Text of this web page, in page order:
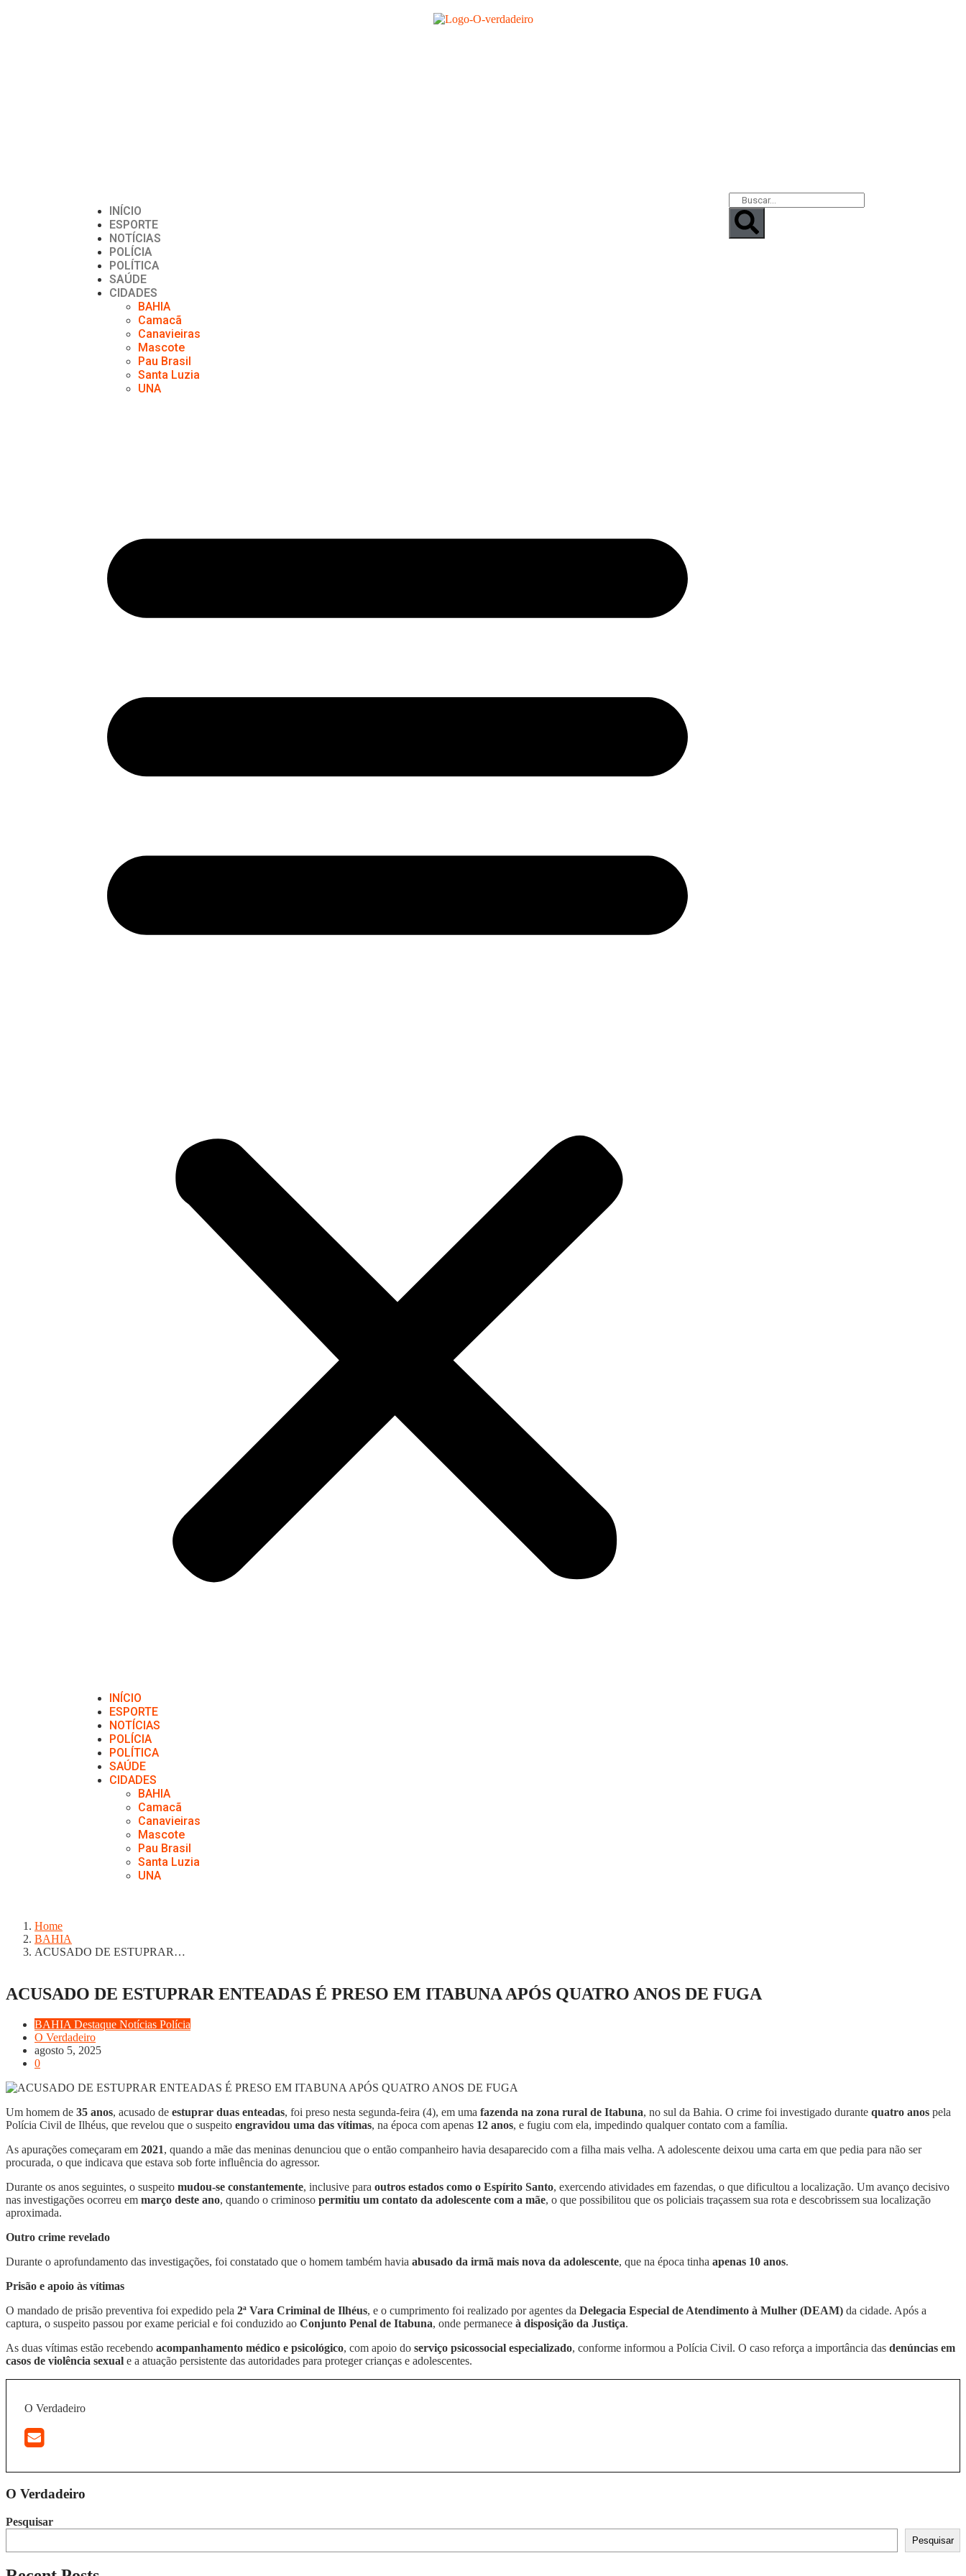
INÍCIO
ESPORTE
NOTÍCIAS
POLÍCIA
POLÍTICA
SAÚDE
CIDADES
BAHIA
Camacã
Canavieiras
Mascote
Pau Brasil
Santa Luzia
UNA
INÍCIO
ESPORTE
NOTÍCIAS
POLÍCIA
POLÍTICA
SAÚDE
CIDADES
BAHIA
Camacã
Canavieiras
Mascote
Pau Brasil
Santa Luzia
UNA
Home
BAHIA
ACUSADO DE ESTUPRAR…
ACUSADO DE ESTUPRAR ENTEADAS É PRESO EM ITABUNA APÓS QUATRO ANOS DE FUGA
BAHIA Destaque Notícias Polícia
O Verdadeiro
agosto 5, 2025
0
Um homem de 35 anos, acusado de estuprar duas enteadas, foi preso nesta segunda-feira (4), em uma fazenda na zona rural de Itabuna, no sul da Bahia. O crime foi investigado durante quatro anos pela
Polícia Civil de Ilhéus, que revelou que o suspeito engravidou uma das vítimas, na época com apenas 12 anos, e fugiu com ela, impedindo qualquer contato com a família.
As apurações começaram em 2021, quando a mãe das meninas denunciou que o então companheiro havia desaparecido com a filha mais velha. A adolescente deixou uma carta em que pedia para não ser
procurada, o que indicava que estava sob forte influência do agressor.
Durante os anos seguintes, o suspeito mudou-se constantemente, inclusive para outros estados como o Espírito Santo, exercendo atividades em fazendas, o que dificultou a localização. Um avanço decisivo
nas investigações ocorreu em março deste ano, quando o criminoso permitiu um contato da adolescente com a mãe, o que possibilitou que os policiais traçassem sua rota e descobrissem sua localização
aproximada.
Outro crime revelado
Durante o aprofundamento das investigações, foi constatado que o homem também havia abusado da irmã mais nova da adolescente, que na época tinha apenas 10 anos.
Prisão e apoio às vítimas
O mandado de prisão preventiva foi expedido pela 2ª Vara Criminal de Ilhéus, e o cumprimento foi realizado por agentes da Delegacia Especial de Atendimento à Mulher (DEAM) da cidade. Após a
captura, o suspeito passou por exame pericial e foi conduzido ao Conjunto Penal de Itabuna, onde permanece à disposição da Justiça.
As duas vítimas estão recebendo acompanhamento médico e psicológico, com apoio do serviço psicossocial especializado, conforme informou a Polícia Civil. O caso reforça a importância das denúncias em
casos de violência sexual e a atuação persistente das autoridades para proteger crianças e adolescentes.
O Verdadeiro
O Verdadeiro
Pesquisar
Pesquisar